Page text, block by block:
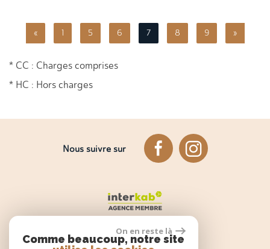
« 1 5 6 7 8 9 »
* CC : Charges comprises
* HC : Hors charges
Nous suivre sur
On en reste là
Comme beaucoup, notre site